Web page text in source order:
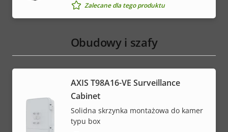
Zalecane dla tego produktu
Obudowy i szafy
AXIS T98A16-VE Surveillance
Cabinet
Solidna skrzynka montażowa do kamer
typu box